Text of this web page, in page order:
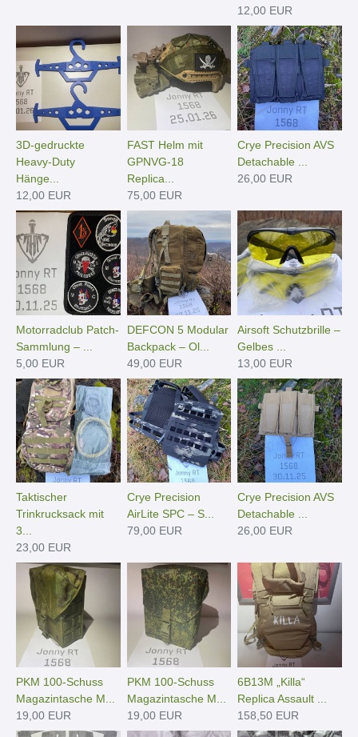
12,00 EUR
3D-gedruckte
Heavy-Duty
Hänge­...
12,00 EUR
FAST Helm mit
GPNVG-18
Replica...
75,00 EUR
Crye Precision AVS
Detachable ...
26,00 EUR
Motorradclub Patch-
Sammlung – ...
5,00 EUR
DEFCON 5 Modular
Backpack – Ol...
49,00 EUR
Airsoft Schutzbrille –
Gelbes ...
13,00 EUR
Taktischer
Trinkrucksack mit
3...
23,00 EUR
Crye Precision
AirLite SPC – S...
79,00 EUR
Crye Precision AVS
Detachable ...
26,00 EUR
PKM 100-Schuss
Magazintasche M...
19,00 EUR
PKM 100-Schuss
Magazintasche M...
19,00 EUR
6B13M „Killa“
Replica Assault ...
158,50 EUR